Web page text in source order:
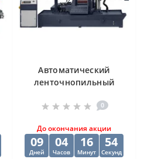
Автоматический
ленточнопильный
500SA
0
До окончания акции
09
Дней
04
Часов
16
Минут
53
Секунд